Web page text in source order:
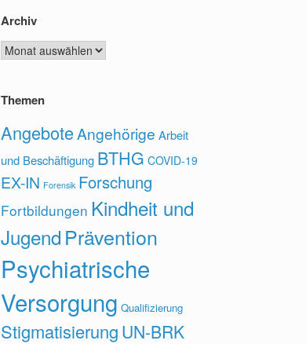
Archiv
Archiv
Themen
AngeboteAngehörige Arbeit
und Beschäftigung BTHG COVID-19
EX-IN Forensik Forschung
Fortbildungen Kindheit und
Jugend Prävention
Psychiatrische
Versorgung Qualifizierung
Stigmatisierung UN-BRK